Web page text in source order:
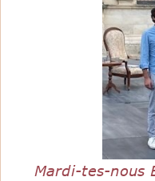
Mardi-tes-nous